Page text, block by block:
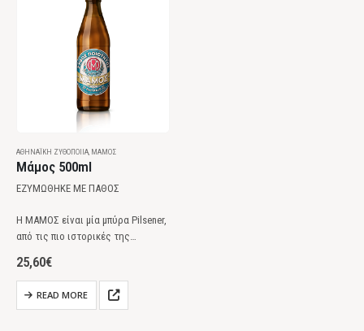
ΑΘΗΝΑΪΚΉ ΖΥΘΟΠΟΙΊΑ ΜΆΜΟΣ
Μάμος 500ml
ΕΖΥΜΩΘΗΚΕ ΜΕ ΠΑΘΟΣ
Η ΜΑΜΟΣ είναι μία μπύρα Pilsener,
από τις πιο ιστορικές της
Πρωτοξεκίνησε το ταξίδι της το
1876 στην Πάτρα, ενώ
επανακυκλοφόρησε το 2017 ως
25,60€
READ MORE